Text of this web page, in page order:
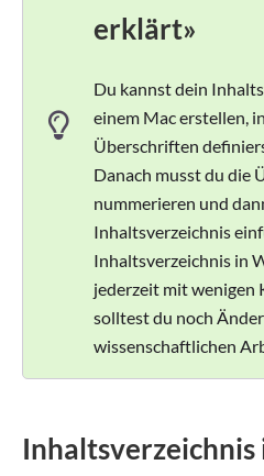
erklärt»
Du kannst dein
einem Mac erstellen,
Überschriften
Danach musst du die
nummerieren und
Inhaltsverzeichnis
Inhaltsverzeichnis in
jederzeit mit wenigen
solltest du noch
wissenschaftlichen
Inhaltsverzeichnis